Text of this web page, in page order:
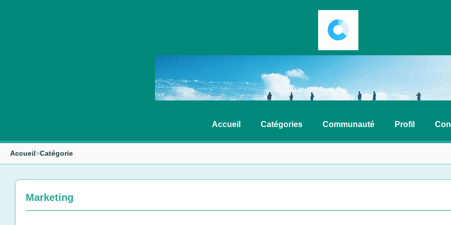
Accueil Catégories Communauté Profil
Accueil>Catégorie
Marketing